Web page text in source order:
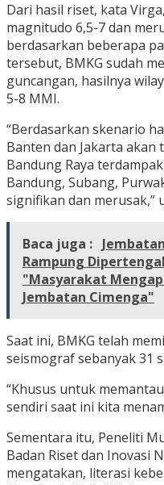
Dari hasil riset, kata
magnitudo 6,5-7 dan
berdasarkan beberapa
tersebut, BMKG sudah
guncangan, hasilnya
5-8 MMI.
“Berdasarkan skenario
Banten dan Jakarta akan
Bandung Raya
Bandung, Subang,
signifikan dan merusak,”
Baca juga :
Rampung
"Masyarakat
Jembatan Cimenga"
Saat ini, BMKG telah
seismograf sebanyak 31
“Khusus untuk
sendiri saat ini kita
Sementara itu, Peneliti
Badan Riset dan Inovasi
mengatakan, literasi